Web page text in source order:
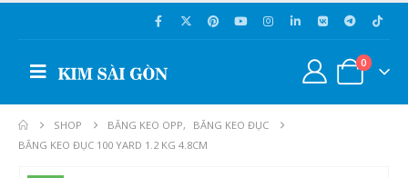
0
SHOP BĂNG KEO OPP,
BĂNG KEO ĐỤC
BĂNG KEO ĐỤC 100 YARD 1.2 KG 4.8CM